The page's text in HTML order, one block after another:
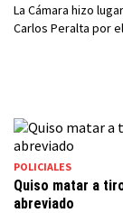
La Cámara hizo
Carlos Peralta por
POLICIALES
Quiso matar a
abreviado